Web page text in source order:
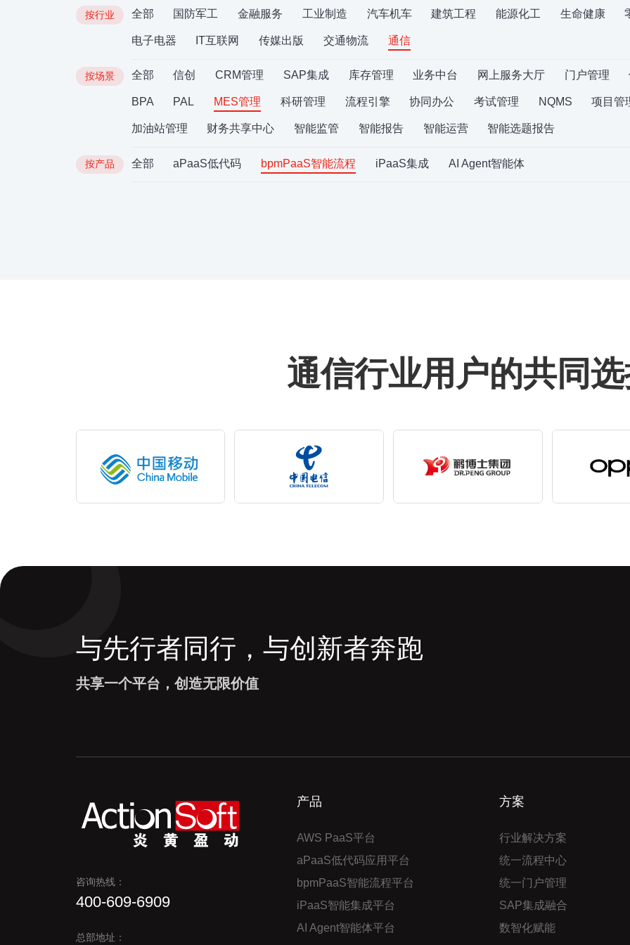
按行业 全部 国防军工 金融服务 工业制造 汽车机车 建筑工程 能源化工 生命健康
电子电器 IT互联网 传媒出版 交通物流 通信
按场景 全部 信创 CRM管理 SAP集成 库存管理 业务中台 网上服务大厅 门户管理
BPA PAL MES管理 科研管理 流程引擎 协同办公 考试管理 NQMS 项目管
加油站管理 财务共享中心 智能监管 智能报告 智能运营 智能选题报告
按产品 全部 aPaaS低代码 bpmPaaS智能流程 iPaaS集成 AI Agent智能体
通信行业用户的共同
与先行者同行，与创新者奔跑
共享一个平台，创造无限价值
咨询热线：
400-609-6909
总部地址：
产品
AWS PaaS平台
aPaaS低代码应用平台
bpmPaaS智能流程平台
iPaaS智能集成平台
AI Agent智能体平台
方案
行业解决方案
统一流程中心
统一门户管理
SAP集成融合
数智化赋能